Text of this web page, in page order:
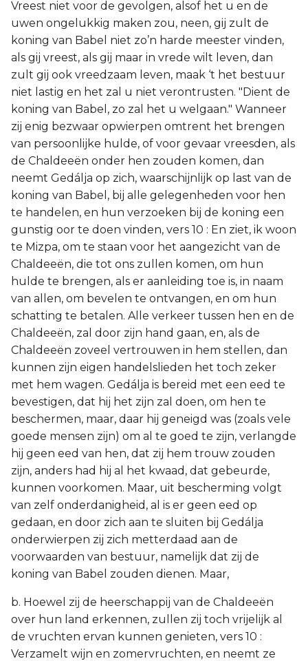
Vreest niet voor de gevolgen, alsof het u en de
uwen ongelukkig maken zou, neen, gij zult de
koning van Babel niet zo’n harde meester vinden,
als gij vreest, als gij maar in vrede wilt leven, dan
zult gij ook vreedzaam leven, maak ‘t het bestuur
niet lastig en het zal u niet verontrusten. "Dient de
koning van Babel, zo zal het u welgaan." Wanneer
zij enig bezwaar opwierpen omtrent het brengen
van persoonlijke hulde, of voor gevaar vreesden, als
de Chaldeeën onder hen zouden komen, dan
neemt Gedálja op zich, waarschijnlijk op last van de
koning van Babel, bij alle gelegenheden voor hen
te handelen, en hun verzoeken bij de koning een
gunstig oor te doen vinden, vers 10 : En ziet, ik woon
te Mizpa, om te staan voor het aangezicht van de
Chaldeeën, die tot ons zullen komen, om hun
hulde te brengen, als er aanleiding toe is, in naam
van allen, om bevelen te ontvangen, en om hun
schatting te betalen. Alle verkeer tussen hen en de
Chaldeeën, zal door zijn hand gaan, en, als de
Chaldeeën zoveel vertrouwen in hem stellen, dan
kunnen zijn eigen handelslieden het toch zeker
met hem wagen. Gedálja is bereid met een eed te
bevestigen, dat hij het zijn zal doen, om hen te
beschermen, maar, daar hij geneigd was (zoals vele
goede mensen zijn) om al te goed te zijn, verlangde
hij geen eed van hen, dat zij hem trouw zouden
zijn, anders had hij al het kwaad, dat gebeurde,
kunnen voorkomen. Maar, uit bescherming volgt
van zelf onderdanigheid, al is er geen eed op
gedaan, en door zich aan te sluiten bij Gedálja
onderwierpen zij zich metterdaad aan de
voorwaarden van bestuur, namelijk dat zij de
koning van Babel zouden dienen. Maar,
b. Hoewel zij de heerschappij van de Chaldeeën
over hun land erkennen, zullen zij toch vrijelijk al
de vruchten ervan kunnen genieten, vers 10 :
Verzamelt wijn en zomervruchten, en neemt ze